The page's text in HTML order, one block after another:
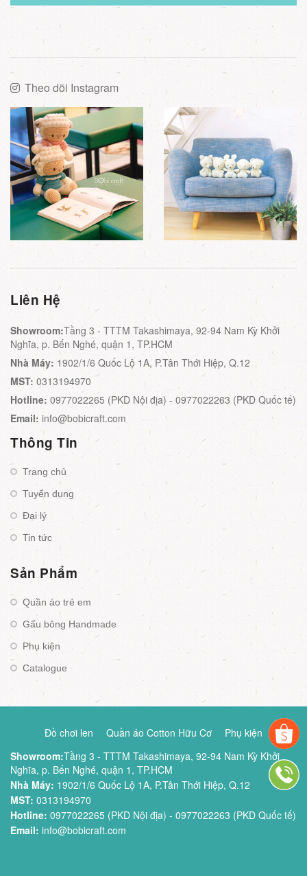
Theo dõi Instagram
Liên Hệ
Showroom:Tầng 3 - TTTM Takashimaya, 92-94 Nam Kỳ Khởi
Nghĩa, p. Bến Nghé, quận 1, TP.HCM
Nhà Máy: 1902/1/6 Quốc Lộ 1A, P.Tân Thới Hiệp, Q.12
MST: 0313194970
Hotline: 0977022265 (PKD Nội địa) - 0977022263 (PKD Quốc tế)
Email: info@bobicraft.com
Thông Tin
Trang chủ
Tuyển dụng
Đại lý
Tin tức
Sản Phẩm
Quần áo trẻ em
Gấu bông Handmade
Phụ kiện
Catalogue
Đồ chơi len Quần áo Cotton Hữu Cơ
Phụ kiện
Showroom:Tầng 3 - TTTM Takashimaya, 92-94 Nam Kỳ Khởi
Nghĩa, p. Bến Nghé, quận 1, TP.HCM
Nhà Máy: 1902/1/6 Quốc Lộ 1A, P.Tân Thới Hiệp, Q.12
MST: 0313194970
Hotline: 0977022265 (PKD Nội địa) - 0977022263 (PKD Quốc tế)
Email: info@bobicraft.com